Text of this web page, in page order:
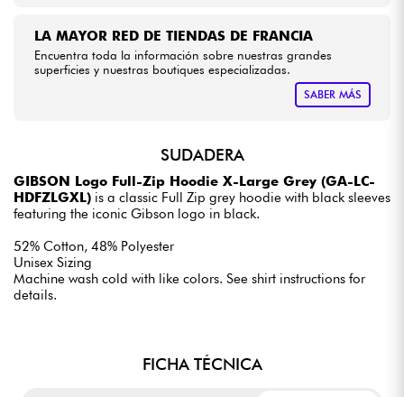
LA MAYOR RED DE TIENDAS DE FRANCIA
Encuentra toda la información sobre nuestras grandes
superficies y nuestras boutiques especializadas.
SABER MÁS
SUDADERA
GIBSON Logo Full-Zip Hoodie X-Large Grey (GA-LC-
HDFZLGXL) is a classic Full Zip grey hoodie with black sleeves
featuring the iconic Gibson logo in black.
52% Cotton, 48% Polyester
Unisex Sizing
Machine wash cold with like colors. See shirt instructions for
details.
FICHA TÉCNICA